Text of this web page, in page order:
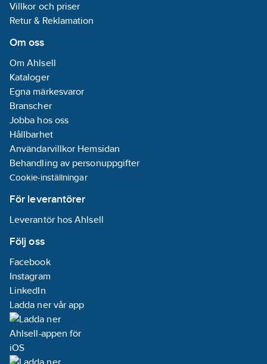
Villkor och priser
Retur & Reklamation
Om oss
Om Ahlsell
Kataloger
Egna märkesvaror
Branscher
Jobba hos oss
Hållbarhet
Användarvillkor Hemsidan
Behandling av personuppgifter
Cookie-inställningar
För leverantörer
Leverantör hos Ahlsell
Följ oss
Facebook
Instagram
LinkedIn
Ladda ner vår app